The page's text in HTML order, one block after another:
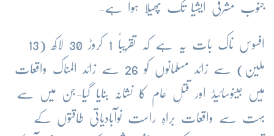
جنوب مشرقی ایشیا تک پھیلا ہوا ہے-
افسوس ناک بات یہ ہے کہ تقریباً 1 کروڑ 30 لاکھ (13
ملین) سے زائد مسلمانوں کو 26 سے زائد المناک واقعات
میں جینوسائیڈ اور قتلِ عام کا نشانہ بنایا گیا-جن میں سے
بہت سے واقعات براہِ راست نوآبادیاتی طاقتوں کے